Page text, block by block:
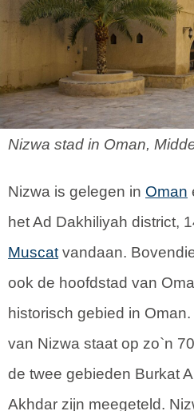
Nizwa stad in Oman,
Nizwa is gelegen in Oman
het Ad Dakhiliyah district,
Muscat vandaan.
ook de hoofdstad van
historisch gebied in
van Nizwa staat op zo`n
de twee gebieden Burkat
Akhdar zijn meegeteld.